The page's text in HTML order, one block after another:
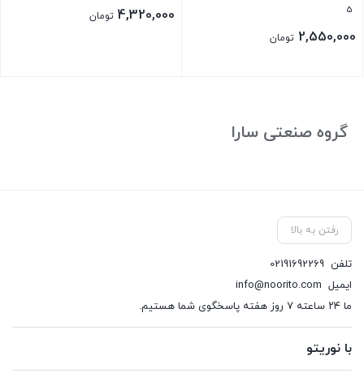
5
2,550,000 تومان
4,320,000 تومان
گروه صنعتی سارا
رفتن به بالا
تلفن 02191692269
ایمیل info@noorito.com
ما ۲۴ ساعته ۷ روز هفته پاسخگوی شما هستیم.
با نوریتو